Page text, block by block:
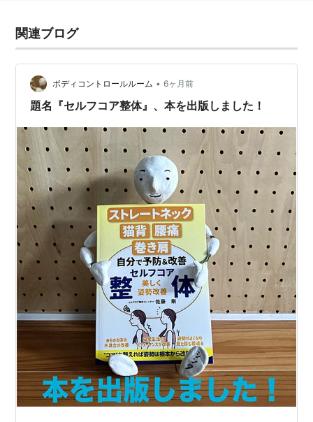
関連ブログ
ボディコントロールルーム • 6ヶ月前
題名『セルフコア整体』、本を出版しました！